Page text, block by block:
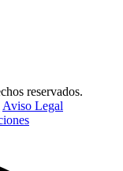
reservados.
Aviso Legal